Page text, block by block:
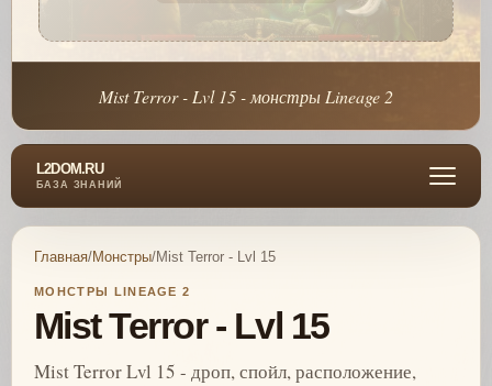
Mist Terror - Lvl 15 - монстры Lineage 2
L2DOM.RU
БАЗА ЗНАНИЙ
Главная/Монстры/Mist Terror - Lvl 15
МОНСТРЫ LINEAGE 2
Mist Terror - Lvl 15
Mist Terror Lvl 15 - дроп, спойл, расположение,